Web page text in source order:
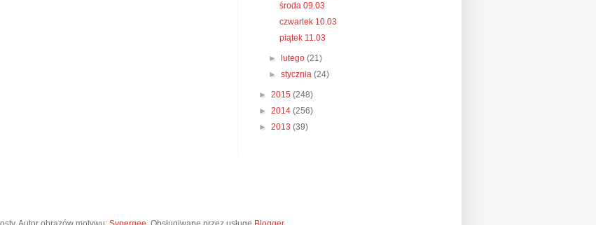
środa 09.03
czwartek 10.03
piątek 11.03
► lutego(21)
►stycznia(24)
► 2015 (248)
► 2014 (256)
► 2013 (39)